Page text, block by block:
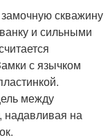
скважину
и сильными
с язычком
между
надавливая на